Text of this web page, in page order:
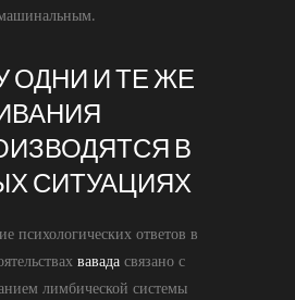
ОДНИ И ТЕ ЖЕ
В
СИТУАЦИЯХ
психологических ответов в
вавада связано с
лимбической системы